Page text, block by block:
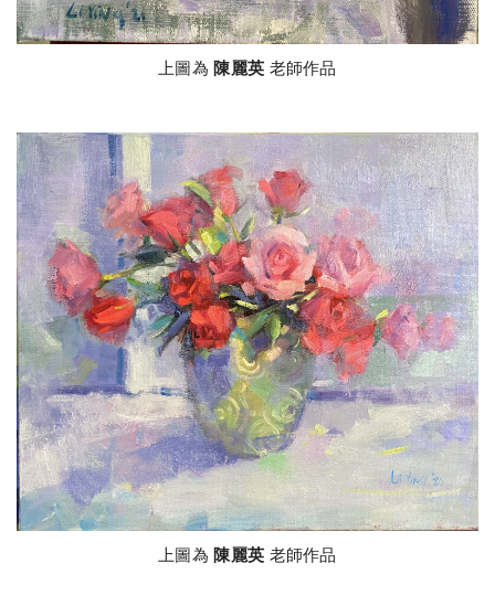
上圖為 陳麗英 老師作品
上圖為 陳麗英 老師作品